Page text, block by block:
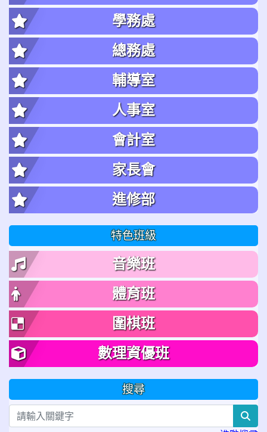
學務處
總務處
輔導室
人事室
會計室
家長會
進修部
特色班級
音樂班
體育班
圍棋班
數理資優班
搜尋